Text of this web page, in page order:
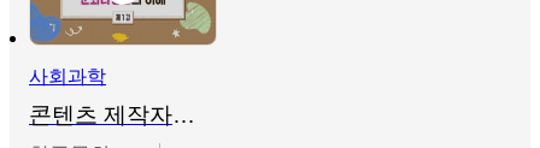
사회과학
콘텐츠 제작자를 위한 문화다양성의 이해